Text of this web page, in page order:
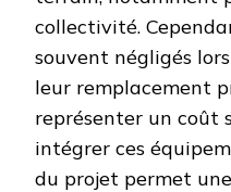
collectivité.
souvent négligés
leur remplacement
représenter un coût
intégrer ces
du projet permet